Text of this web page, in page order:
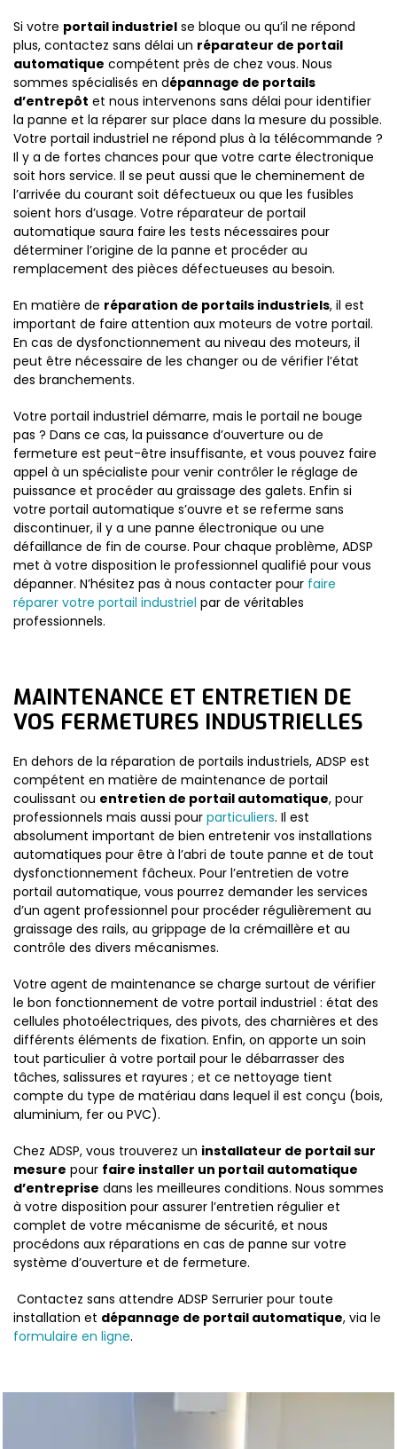
Si votre portail industriel se bloque ou qu’il ne répond
plus, contactez sans délai un réparateur de portail
automatique compétent près de chez vous. Nous
sommes spécialisés en dépannage de portails
d’entrepôt et nous intervenons sans délai pour identifier
la panne et la réparer sur place dans la mesure du possible.
Votre portail industriel ne répond plus à la télécommande ?
Il y a de fortes chances pour que votre carte électronique
soit hors service. Il se peut aussi que le cheminement de
l’arrivée du courant soit défectueux ou que les fusibles
soient hors d’usage. Votre réparateur de portail
automatique saura faire les tests nécessaires pour
déterminer l’origine de la panne et procéder au
remplacement des pièces défectueuses au besoin.
En matière de réparation de portails industriels, il est
important de faire attention aux moteurs de votre portail.
En cas de dysfonctionnement au niveau des moteurs, il
peut être nécessaire de les changer ou de vérifier l’état
des branchements.
Votre portail industriel démarre, mais le portail ne bouge
pas ? Dans ce cas, la puissance d’ouverture ou de
fermeture est peut-être insuffisante, et vous pouvez faire
appel à un spécialiste pour venir contrôler le réglage de
puissance et procéder au graissage des galets. Enfin si
votre portail automatique s’ouvre et se referme sans
discontinuer, il y a une panne électronique ou une
défaillance de fin de course. Pour chaque problème, ADSP
met à votre disposition le professionnel qualifié pour vous
dépanner. N’hésitez pas à nous contacter pour faire
réparer votre portail industriel par de véritables
professionnels.
MAINTENANCE ET ENTRETIEN DE
VOS FERMETURES INDUSTRIELLES
En dehors de la réparation de portails industriels, ADSP est
compétent en matière de maintenance de portail
coulissant ou entretien de portail automatique, pour
professionnels mais aussi pour particuliers. Il est
absolument important de bien entretenir vos installations
automatiques pour être à l’abri de toute panne et de tout
dysfonctionnement fâcheux. Pour l’entretien de votre
portail automatique, vous pourrez demander les services
d’un agent professionnel pour procéder régulièrement au
graissage des rails, au grippage de la crémaillère et au
contrôle des divers mécanismes.
Votre agent de maintenance se charge surtout de vérifier
le bon fonctionnement de votre portail industriel : état des
cellules photoélectriques, des pivots, des charnières et des
différents éléments de fixation. Enfin, on apporte un soin
tout particulier à votre portail pour le débarrasser des
tâches, salissures et rayures ; et ce nettoyage tient
compte du type de matériau dans lequel il est conçu (bois,
aluminium, fer ou PVC).
Chez ADSP, vous trouverez un installateur de portail sur
mesure pour faire installer un portail automatique
d’entreprise dans les meilleures conditions. Nous sommes
à votre disposition pour assurer l’entretien régulier et
complet de votre mécanisme de sécurité, et nous
procédons aux réparations en cas de panne sur votre
système d’ouverture et de fermeture.
Contactez sans attendre ADSP Serrurier pour toute
installation et dépannage de portail automatique, via le
formulaire en ligne.